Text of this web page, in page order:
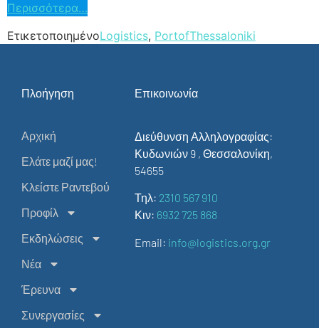
Περισσότερα…
ΕτικετοποιημένοLogistics, PortofThessaloniki
Πλοήγηση
Αρχική
Ελάτε μαζί μας!
Κλείστε Ραντεβού
Προφίλ
Εκδηλώσεις
Νέα
Έρευνα
Συνεργασίες
Επικοινωνία
Διεύθυνση Αλληλογραφίας:
Κυδωνιών 9 , Θεσσαλονίκη,
54655
Τηλ: 2310 567 910
Κιν: 6932 725 868
Email: info@logistics.org.gr